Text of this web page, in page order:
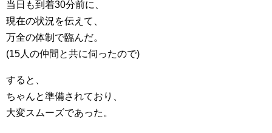
当日も到着30分前に、
現在の状況を伝えて、
万全の体制で臨んだ。
(15人の仲間と共に伺ったので)
すると、
ちゃんと準備されており、
大変スムーズであった。